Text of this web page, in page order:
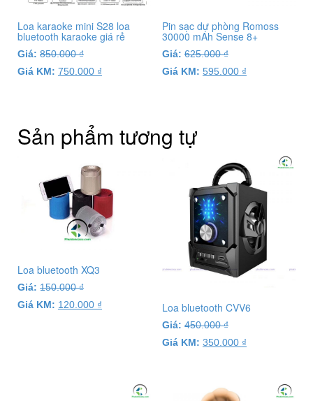
Loa karaoke mini S28 loa
bluetooth karaoke giá rẻ
Giá: 850.000₫
Giá KM: 750.000 ₫
Pin sạc dự phòng Romoss
30000 mAh Sense 8+
Giá: 625.000₫
Giá KM: 595.000 ₫
Sản phẩm tương tự
Loa bluetooth XQ3
Giá: 150.000₫
Giá KM: 120.000 ₫ Loa bluetooth CVV6
Giá: 450.000₫
Giá KM: 350.000 ₫